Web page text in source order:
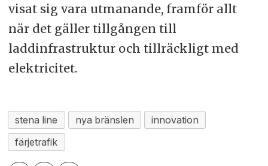
visat sig vara utmanande, framför allt
när det gäller tillgången till
laddinfrastruktur och tillräckligt med
elektricitet.
stena line nya bränslen
innovation
färjetrafik